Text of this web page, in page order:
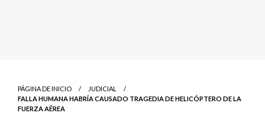
PÁGINA DE INICIO
JUDICIAL
FALLA HUMANA HABRÍA CAUSADO TRAGEDIA DE HELICÓPTERO DE LA
FUERZA AÉREA